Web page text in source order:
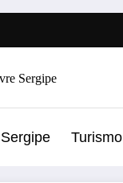
Sergipe Turismo